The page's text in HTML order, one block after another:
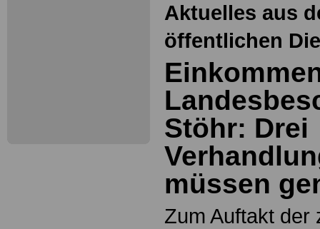
Aktuelles aus
öffentlichen
Stöhr: Drei
müssen
Zum Auftakt der